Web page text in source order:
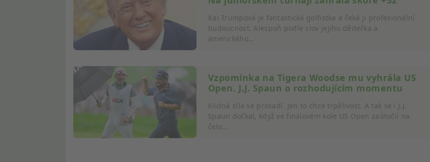
Kai Trumpová je fantastická golfistka a čeká ji profesionální
budoucnost. Alespoň podle slov jejího dědečka a
amerického...
Vzpomínka na Tigera Woodse mu vyhrála US
Open. J.J. Spaun o rozhodujícím momentu
Klidná síla se prosadí. Jen to chce trpělivost. A tak se i J.J.
Spaun dočkal, když ve finálovém kole US Open zaútočil na
čelo...
Používání profilů pro výběr personalizovaného obsahu
Měření výkonu obsahu
Porozumění publiku prostřednictvím statistik nebo kombinací údajů z různých zdrojů
Použití omezených údajů k výběru obsahu
Používání přesných údajů o zeměpisné poloze